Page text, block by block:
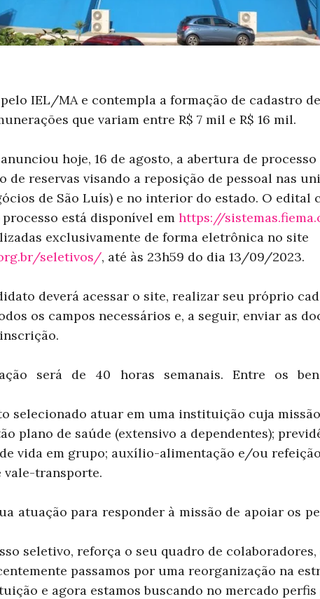
IEL/MA e contempla a formação de cadastro
que variam entre R$ 7 mil e R$ 16 mil.
hoje, 16 de agosto, a abertura de
de reservas visando a reposição de pessoal nas
de São Luís) e no interior do estado. O edital
está disponível em https://
exclusivamente de forma eletrônica no site
seletivos/, até às 23h59 do dia 13/09/2023.
deverá acessar o site, realizar seu próprio
os campos necessários e, a seguir, enviar as
será de 40 horas semanais. Entre os
selecionado atuar em uma instituição cuja
plano de saúde (extensivo a dependentes);
vida em grupo; auxílio-alimentação e/ou
vale-transporte.
atuação para responder à missão de apoiar os
seletivo, reforça o seu quadro de
passamos por uma reorganização na
e agora estamos buscando no mercado